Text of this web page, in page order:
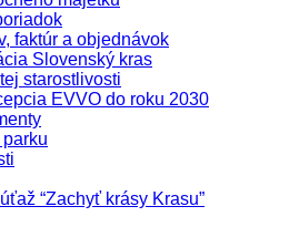
faktúr a objednávok
Slovenský kras
starostlivosti
EVVO do roku 2030
“Zachyť krásy Krasu”